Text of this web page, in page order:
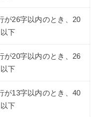
が26字以内のとき、20
下
が20字以内のとき、26
下
が13字以内のとき、40
下